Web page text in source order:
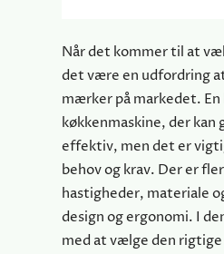
Når det kommer til at
det være en udfordring
mærker på markedet.
køkkenmaskine, der kan
effektiv, men det er
behov og krav. Der er
hastigheder, materiale
design og ergonomi. I
med at vælge den